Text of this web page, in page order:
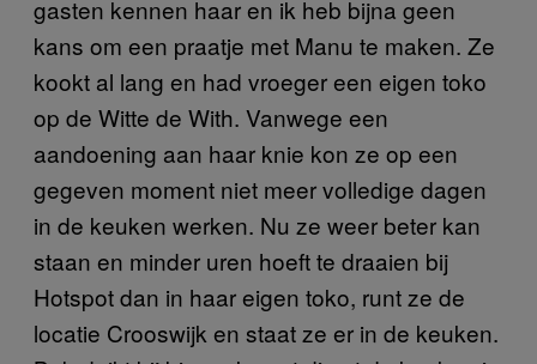
gasten kennen haar en ik heb bijna geen
kans om een praatje met Manu te maken. Ze
kookt al lang en had vroeger een eigen toko
op de Witte de With. Vanwege een
aandoening aan haar knie kon ze op een
gegeven moment niet meer volledige dagen
in de keuken werken. Nu ze weer beter kan
staan en minder uren hoeft te draaien bij
Hotspot dan in haar eigen toko, runt ze de
locatie Crooswijk en staat ze er in de keuken.